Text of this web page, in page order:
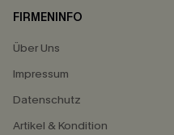
FIRMENINFO
Über Uns
Impressum
Datenschutz
Artikel & Kondition